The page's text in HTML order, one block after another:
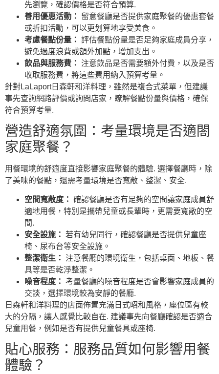
先瀏覽，確認價格是否符合預算.
善用優惠活動：
留意餐廳是否提供家庭聚餐的優惠套餐
或折扣活動，可以更划算地享受美食。
考慮餐點份量： 評估餐點份量是否足夠家庭成員分享，
避免過度浪費或額外加點，增加支出。
飲品與服務費：
注意飲品是否需要額外付費，以及是否
收取服務費，將這些費用納入預算考量。
針對LaLaport日森軒和洋料理，雖然是複合式菜單，但建議
事先查詢網路評價或詢問店家，瞭解餐點份量與價格，確保
符合預算考量.
營造舒適氛圍：考量環境是否適閤
家庭聚餐？
用餐環境的舒適度直接影響家庭聚餐的體驗. 選擇餐廳時，除
了美味的餐點，還需考量環境是否寬敞、整潔、安全.
空間寬敞度： 確認餐廳是否有足夠的空間讓家庭成員舒
適地用餐，特別是攜帶兒童或長輩時，更需要寬敞的空
間.
安全設施： 若有幼兒同行，確認餐廳是否提供兒童座
椅、尿布台等安全設施。
整潔衛生：
注意餐廳的環境衛生，包括桌面、地板、餐
具等是否乾淨整潔。
噪音程度： 考量餐廳的噪音程度是否會影響家庭成員的
交談，選擇環境較為安靜的餐廳.
日森軒和洋料理的店面佈置充滿日式昭和風格，座位區有較
大的分隔，讓人感覺比較自在. 建議事先向餐廳確認是否適合
兒童用餐，例如是否有提供兒童餐具或座椅.
貼心服務：服務品質如何影響用餐
體驗？